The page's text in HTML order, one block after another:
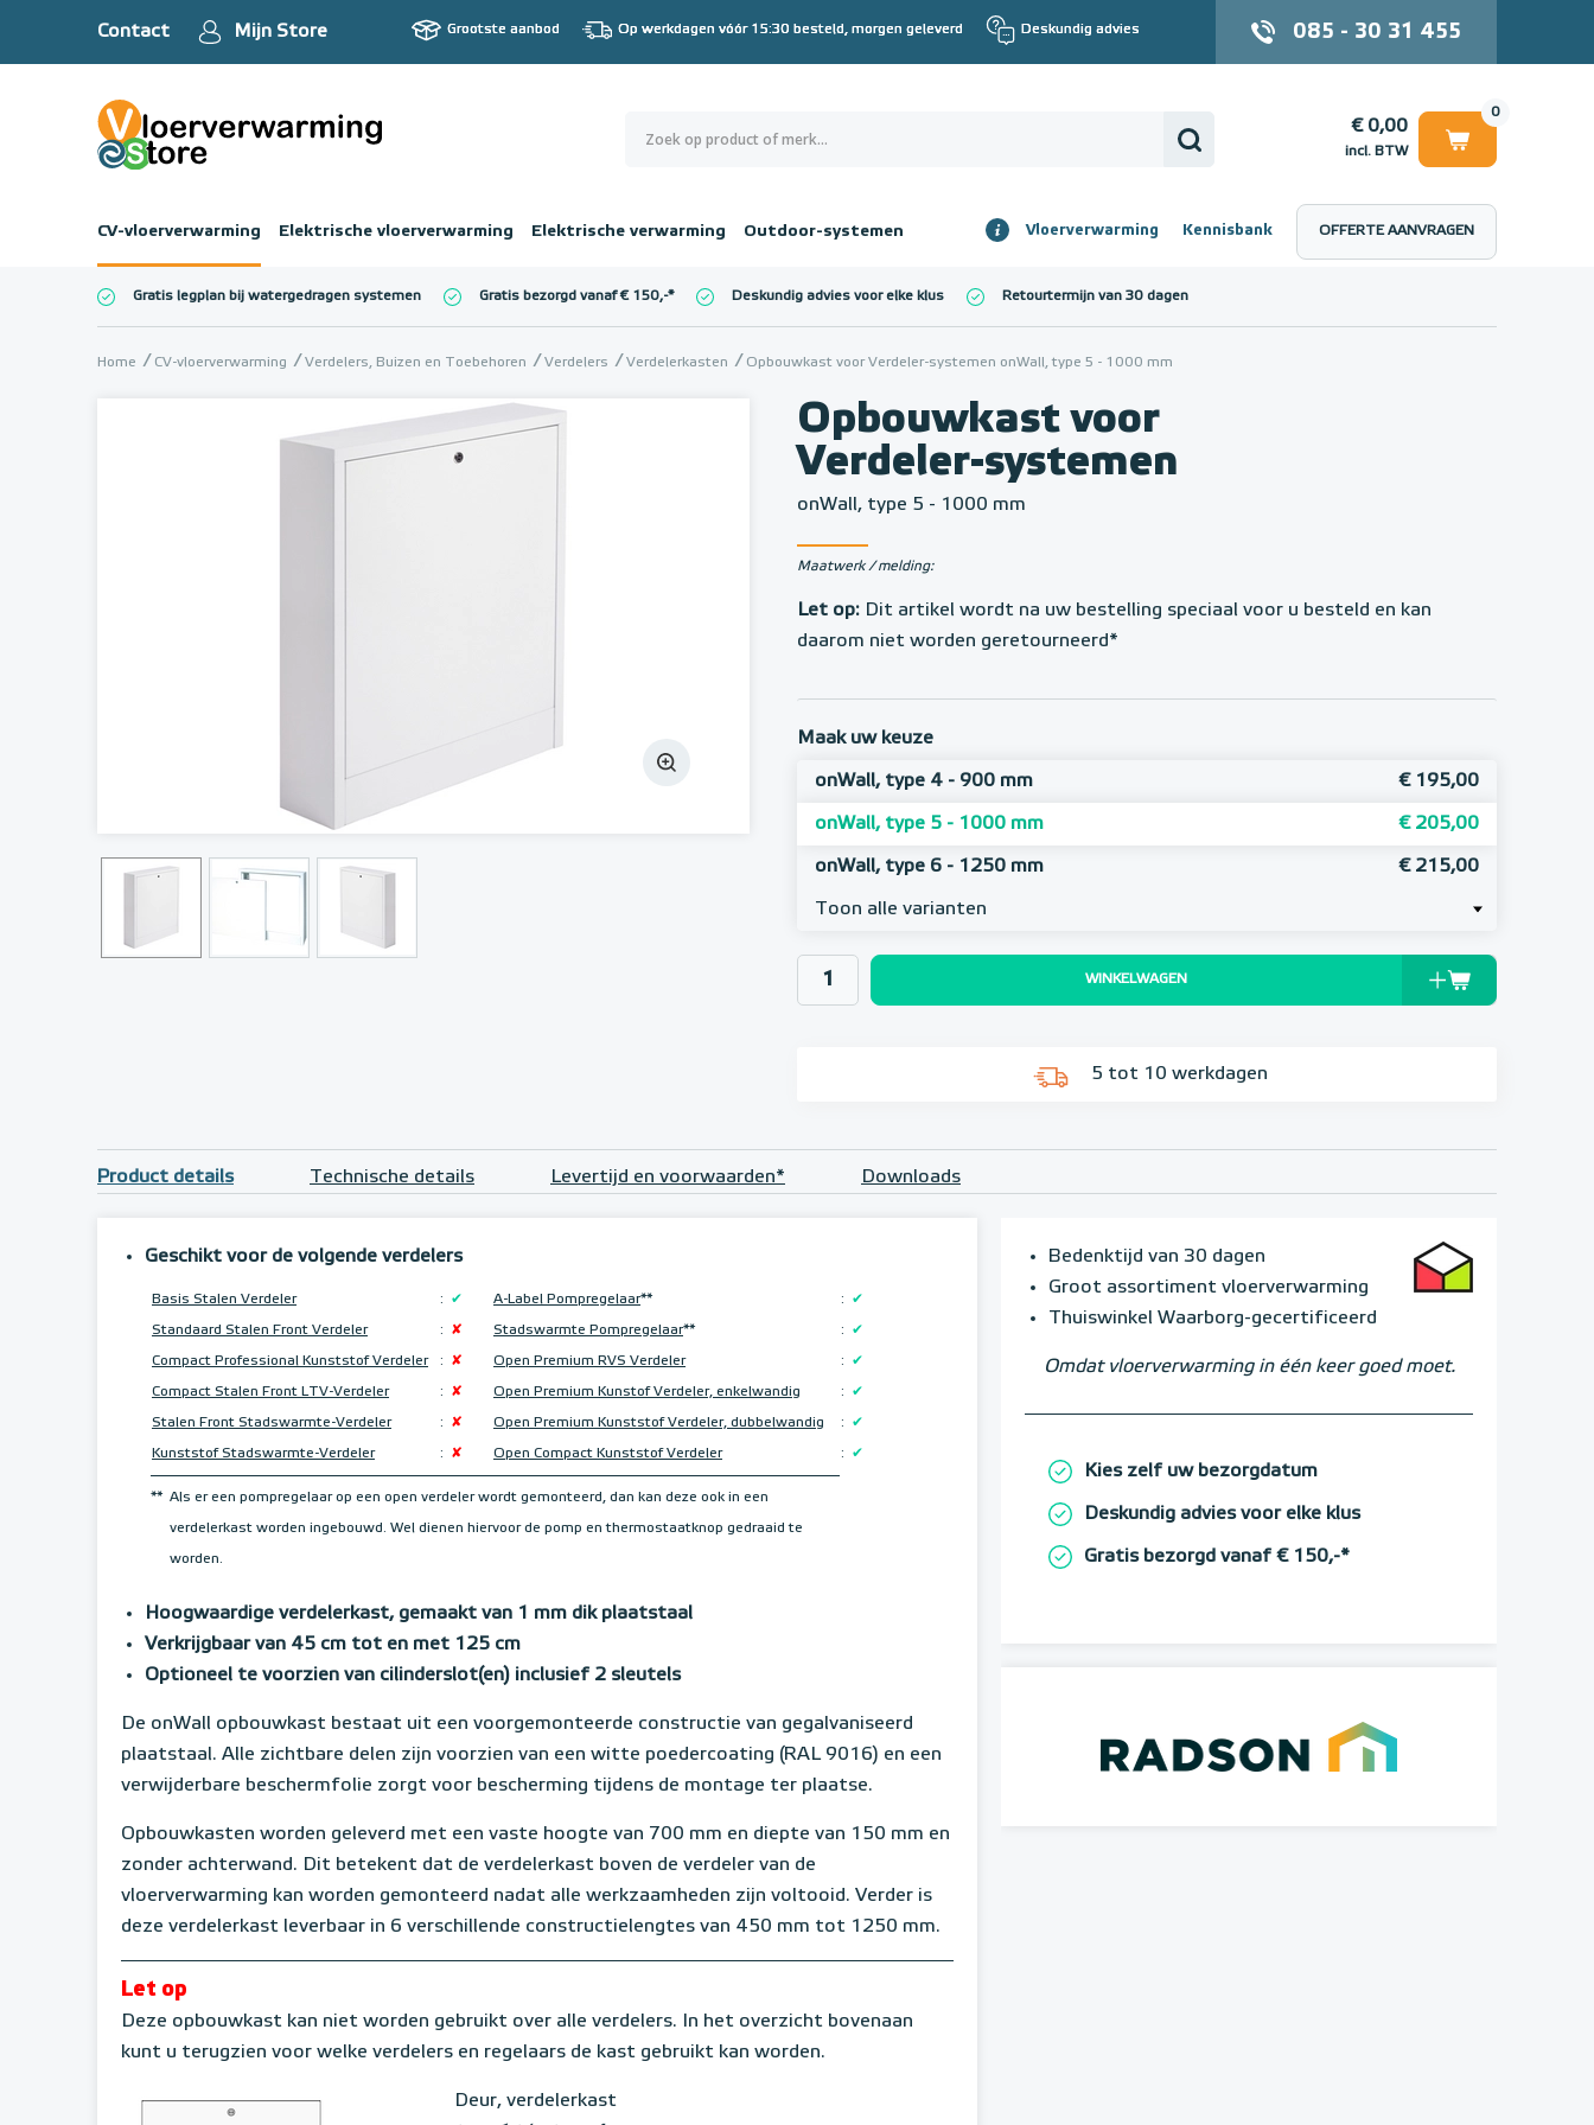
Contact Mijn Store Grootste aanbod Op werkdagen vóór 15:30 besteld, morgen geleverd Deskundig advies 085 - 30 31 455
0
€ 0,00
incl. BTW
€ 0,00
CV-vloerverwarming Elektrische vloerverwarming Elektrische verwarming Outdoor-systemen
€ 0,00 Vloerverwarming Kennisbank OFFERTE AANVRAGEN
Gratis legplan bij watergedragen systemen Gratis bezorgd vanaf € 150,-* Deskundig advies voor elke klus Retourtermijn van 30 dagen
Home CV-vloerverwarming Verdelers, Buizen en Toebehoren Verdelers Verdelerkasten Opbouwkast voor Verdeler-systemen onWall, type 5 - 1000 mm
Opbouwkast voor
Verdeler-systemen
onWall, type 5 - 1000 mm
Maatwerk / melding:
Let op: Dit artikel wordt na uw bestelling speciaal voor u besteld en kan
daarom niet worden geretourneerd*
Maak uw keuze
onWall, type 4 - 900 mm € 195,00
onWall, type 5 - 1000 mm € 205,00
onWall, type 6 - 1250 mm € 215,00
Toon alle varianten
WINKELWAGEN
5 tot 10 werkdagen
Product details Technische details Levertijd en voorwaarden* Downloads
Geschikt voor de volgende verdelers
Basis Stalen Verdeler : ✔ A-Label Pompregelaar** : ✔
Standaard Stalen Front Verdeler : ✘ Stadswarmte Pompregelaar** : ✔
Compact Professional Kunststof Verdeler : ✘ Open Premium RVS Verdeler : ✔
Compact Stalen Front LTV-Verdeler : ✘ Open Premium Kunstof Verdeler, enkelwandig : ✔
Stalen Front Stadswarmte-Verdeler : ✘ Open Premium Kunststof Verdeler, dubbelwandig : ✔
Kunststof Stadswarmte-Verdeler : ✘ Open Compact Kunststof Verdeler : ✔
** Als er een pompregelaar op een open verdeler wordt gemonteerd, dan kan deze ook in een
verdelerkast worden ingebouwd. Wel dienen hiervoor de pomp en thermostaatknop gedraaid te
worden.
Hoogwaardige verdelerkast, gemaakt van 1 mm dik plaatstaal
Verkrijgbaar van 45 cm tot en met 125 cm
Optioneel te voorzien van cilinderslot(en) inclusief 2 sleutels
De onWall opbouwkast bestaat uit een voorgemonteerde constructie van gegalvaniseerd
plaatstaal. Alle zichtbare delen zijn voorzien van een witte poedercoating (RAL 9016) en een
verwijderbare beschermfolie zorgt voor bescherming tijdens de montage ter plaatse.
Opbouwkasten worden geleverd met een vaste hoogte van 700 mm en diepte van 150 mm en
zonder achterwand. Dit betekent dat de verdelerkast boven de verdeler van de
vloerverwarming kan worden gemonteerd nadat alle werkzaamheden zijn voltooid. Verder is
deze verdelerkast leverbaar in 6 verschillende constructielengtes van 450 mm tot 1250 mm.
Let op
Deze opbouwkast kan niet worden gebruikt over alle verdelers. In het overzicht bovenaan
kunt u terugzien voor welke verdelers en regelaars de kast gebruikt kan worden.
Deur, verdelerkast
Bedenktijd van 30 dagen
Groot assortiment vloerverwarming
Thuiswinkel Waarborg-gecertificeerd
Omdat vloerverwarming in één keer goed moet.
Kies zelf uw bezorgdatum
Deskundig advies voor elke klus
Gratis bezorgd vanaf € 150,-*